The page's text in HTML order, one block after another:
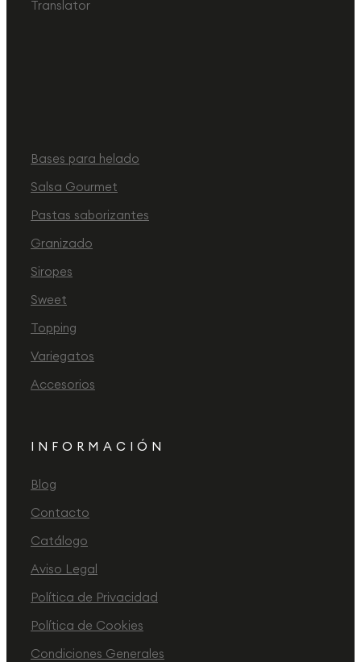
Translator
Bases para helado
Salsa Gourmet
Pastas saborizantes
Granizado
Siropes
Sweet
Topping
Variegatos
Accesorios
INFORMACIÓN
Blog
Contacto
Catálogo
Aviso Legal
Política de Privacidad
Política de Cookies
Condiciones Generales